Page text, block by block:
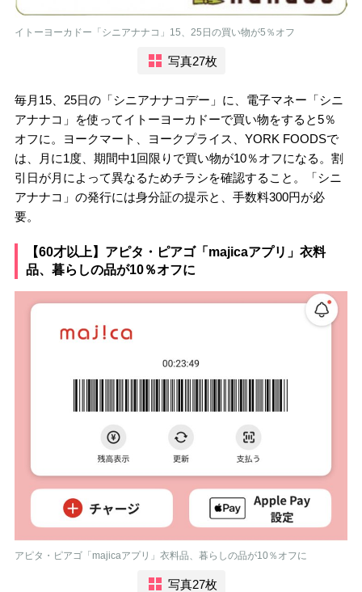
イトーヨーカドー「シニアナナコ」15、25日の買い物が5％オフ
写真27枚
毎月15、25日の「シニアナナコデー」に、電子マネー「シニ
アナナコ」を使ってイトーヨーカドーで買い物をすると5％
オフに。ヨークマート、ヨークプライス、YORK FOODSで
は、月に1度、期間中1回限りで買い物が10％オフになる。割
引日が月によって異なるためチラシを確認すること。「シニ
アナナコ」の発行には身分証の提示と、手数料300円が必
要。
【60才以上】アピタ・ピアゴ「majicaアプリ」衣料
品、暮らしの品が10％オフに
アピタ・ピアゴ「majicaアプリ」衣料品、暮らしの品が10％オフに
写真27枚